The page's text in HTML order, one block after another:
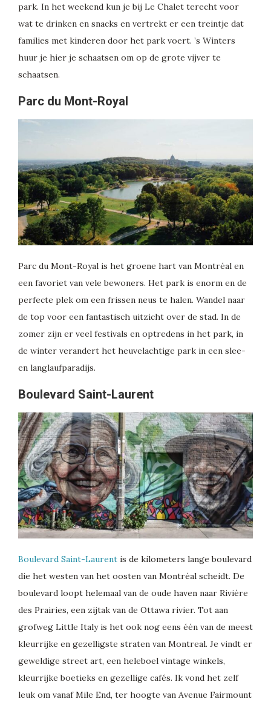
park. In het weekend kun je bij Le Chalet terecht voor
wat te drinken en snacks en vertrekt er een treintje dat
families met kinderen door het park voert. ’s Winters
huur je hier je schaatsen om op de grote vijver te
schaatsen.
Parc du Mont-Royal
Parc du Mont-Royal is het groene hart van Montréal en
een favoriet van vele bewoners. Het park is enorm en de
perfecte plek om een frissen neus te halen. Wandel naar
de top voor een fantastisch uitzicht over de stad. In de
zomer zijn er veel festivals en optredens in het park, in
de winter verandert het heuvelachtige park in een slee-
en langlaufparadijs.
Boulevard Saint-Laurent
Boulevard Saint-Laurent is de kilometers lange boulevard
die het westen van het oosten van Montréal scheidt. De
boulevard loopt helemaal van de oude haven naar Rivière
des Prairies, een zijtak van de Ottawa rivier. Tot aan
grofweg Little Italy is het ook nog eens één van de meest
kleurrijke en gezelligste straten van Montreal. Je vindt er
geweldige street art, een heleboel vintage winkels,
kleurrijke boetieks en gezellige cafés. Ik vond het zelf
leuk om vanaf Mile End, ter hoogte van Avenue Fairmount